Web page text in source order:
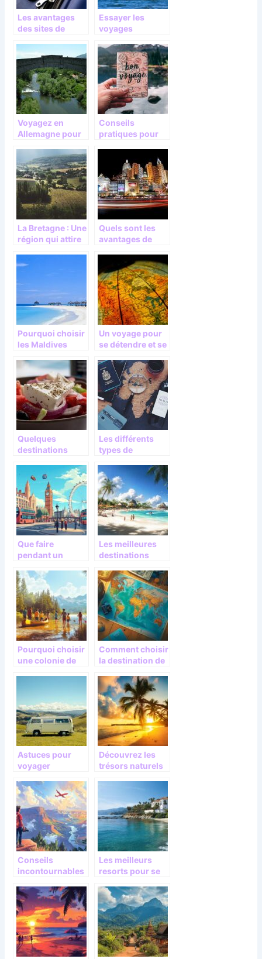
Les avantages
des sites de
Essayer les
voyages
Voyagez en
Allemagne pour
découvertes
Conseils
pratiques pour
La Bretagne : Une
région qui attire
Quels sont les
avantages de
Pourquoi choisir
les Maldives
prochaines
vacances ?
Un voyage pour
se détendre et se
Quelques
destinations
à découvrir
Les différents
types de
touristiques
Que faire
pendant un
Londres ?
Découvrez-le sur
le blog
Partiraularge.co
m
Les meilleures
destinations
soleil en janvier
Pourquoi choisir
une colonie de
Comment choisir
la destination de
voyage
Astuces pour
voyager
t en Europe en
camping-car
Découvrez les
trésors naturels
Conseils
incontournables
escapade reussie
: trouvez des
infos voyages
utiles ici
Les meilleurs
resorts pour se
du farniente sur
la Santa Catalina
Island